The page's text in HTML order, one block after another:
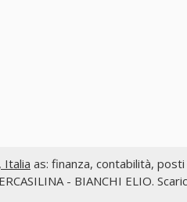
Italia as: finanza, contabilità, posti
- BIANCHI ELIO.